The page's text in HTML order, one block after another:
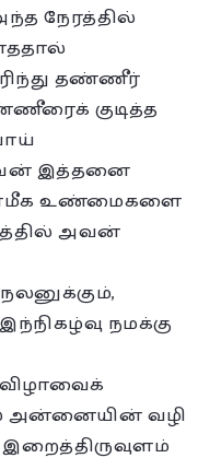
நேரத்தில்
தண்ணீர்
குடித்த
இத்தனை
உண்மைகளை
அவன்
நமக்கு
அன்னையின் வழி